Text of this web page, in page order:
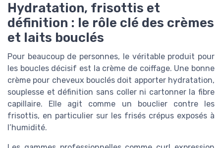
Hydratation, frisottis et
définition : le rôle clé des crèmes
et laits bouclés
Pour beaucoup de personnes, le véritable produit pour
les boucles décisif est la crème de coiffage. Une bonne
crème pour cheveux bouclés doit apporter hydratation,
souplesse et définition sans coller ni cartonner la fibre
capillaire. Elle agit comme un bouclier contre les
frisottis, en particulier sur les frisés crépus exposés à
l’humidité.